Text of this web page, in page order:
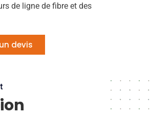
de ligne de fibre et des
devis